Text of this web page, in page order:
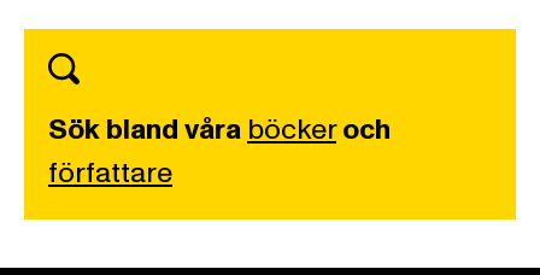
Sök bland våra böckeroch
författare